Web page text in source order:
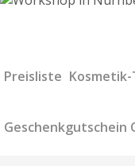
Preisliste
Geschenkgutschein